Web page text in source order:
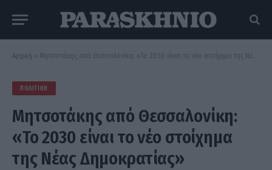
Αρχική » Μητσοτάκης από Θεσσαλονίκη: «Το 2030 είναι το νέο στοίχημα της Νέας Δημοκρατίας»
ΠΟΛΙΤΙΚΉ
Μητσοτάκης από Θεσσαλονίκη:
«Το 2030 είναι το νέο στοίχημα
της Νέας Δημοκρατίας»